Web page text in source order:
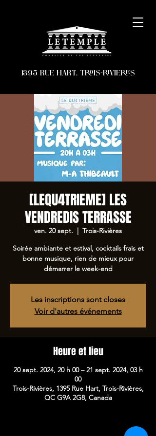
1395 RUE HART, TROIS-RIVIERES
[LEQU4TRIEME] LES
VENDREDIS TERRASSE
ven. 20 sept.
  |
Trois-Rivières
Soirée ambiante et estival, cocktails frais et
bonne musique, rien de mieux pour
démarrer le week-end
Les inscriptions sont closes
Voir d'autres événements
Heure et lieu
20 sept. 2024, 20 h 00 – 21 sept. 2024, 03 h
00
Trois-Rivières, 1395 Rue Hart, Trois-Rivières,
QC G9A 2G8, Canada